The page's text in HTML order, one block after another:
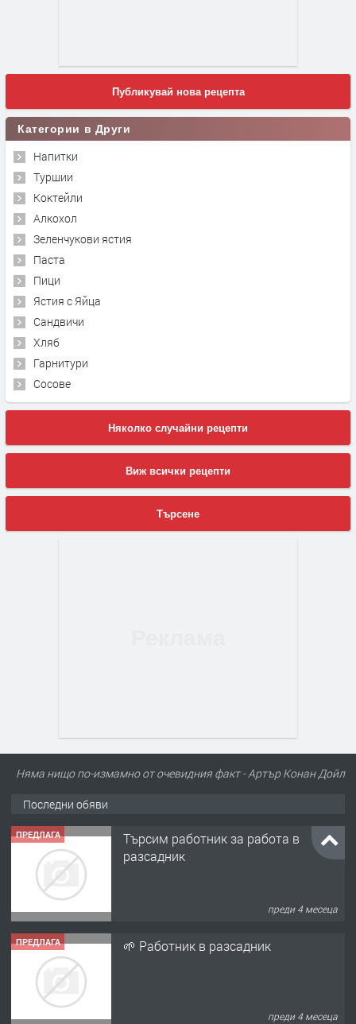
Публикувай нова рецепта
Категории в Други
Напитки
Туршии
Коктейли
Алкохол
Зеленчукови ястия
Паста
Пици
Ястия с Яйца
Сандвичи
Хляб
Гарнитури
Сосове
Няколко случайни рецепти
Виж всички рецепти
Търсене
Няма нищо по-измамно от очевидния факт - Артър Конан Дойл
Последни обяви
ПРЕДЛАГА
Търсим работник за работа в
разсадник
преди 4 месеца
ПРЕДЛАГА 🌱 Работник в разсадник
преди 4 месеца